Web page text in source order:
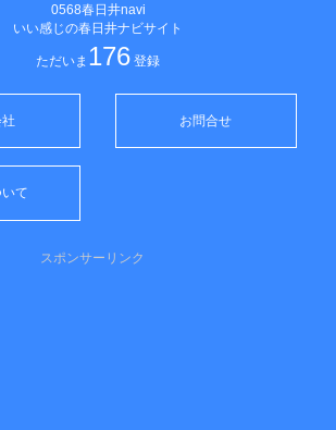
0568春日井navi
いい感じの春日井ナビサイト
ただいま 176 登録
お問合せ
て
スポンサーリンク